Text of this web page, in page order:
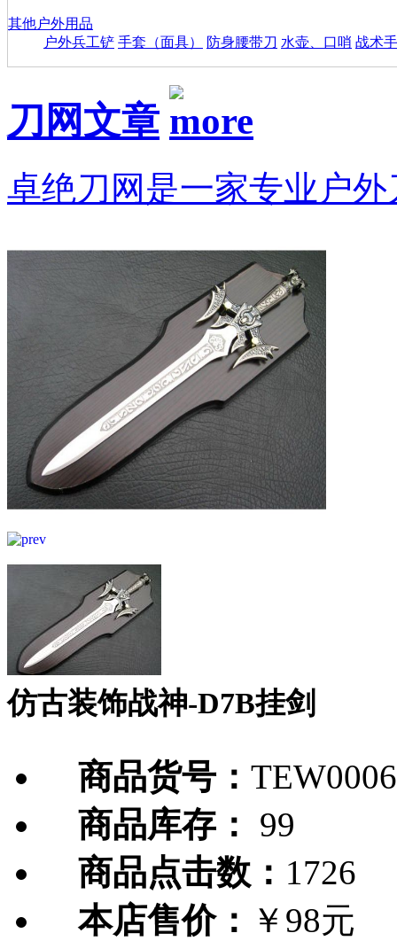
其他户外用品
户外兵工铲 手套（面具） 防身腰带刀 水壶、口哨 战术
刀网文章
卓绝刀网是一家专业户
仿古装饰战神-D7B挂剑
商品货号：
商品库存：
99
商品点击数： 1726
本店售价： ￥98元